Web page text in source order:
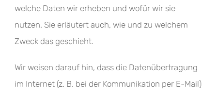
welche Daten wir erheben und wofür wir sie
nutzen. Sie erläutert auch, wie und zu welchem
Zweck das geschieht.
Wir weisen darauf hin, dass die Datenübertragung
im Internet (z. B. bei der Kommunikation per E-Mail)